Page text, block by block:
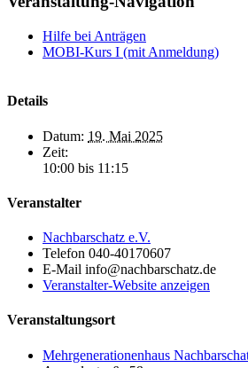
Hilfe bei Anträgen
MOBI-Kurs I (mit Anmeldung)
Details
Datum: 19. Mai 2025
Zeit:
10:00 bis 11:15
Veranstalter
Nachbarschatz e.V.
Telefon 040-40170607
E-Mail info@nachbarschatz.de
Veranstalter-Website anzeigen
Veranstaltungsort
Mehrgenerationenhaus